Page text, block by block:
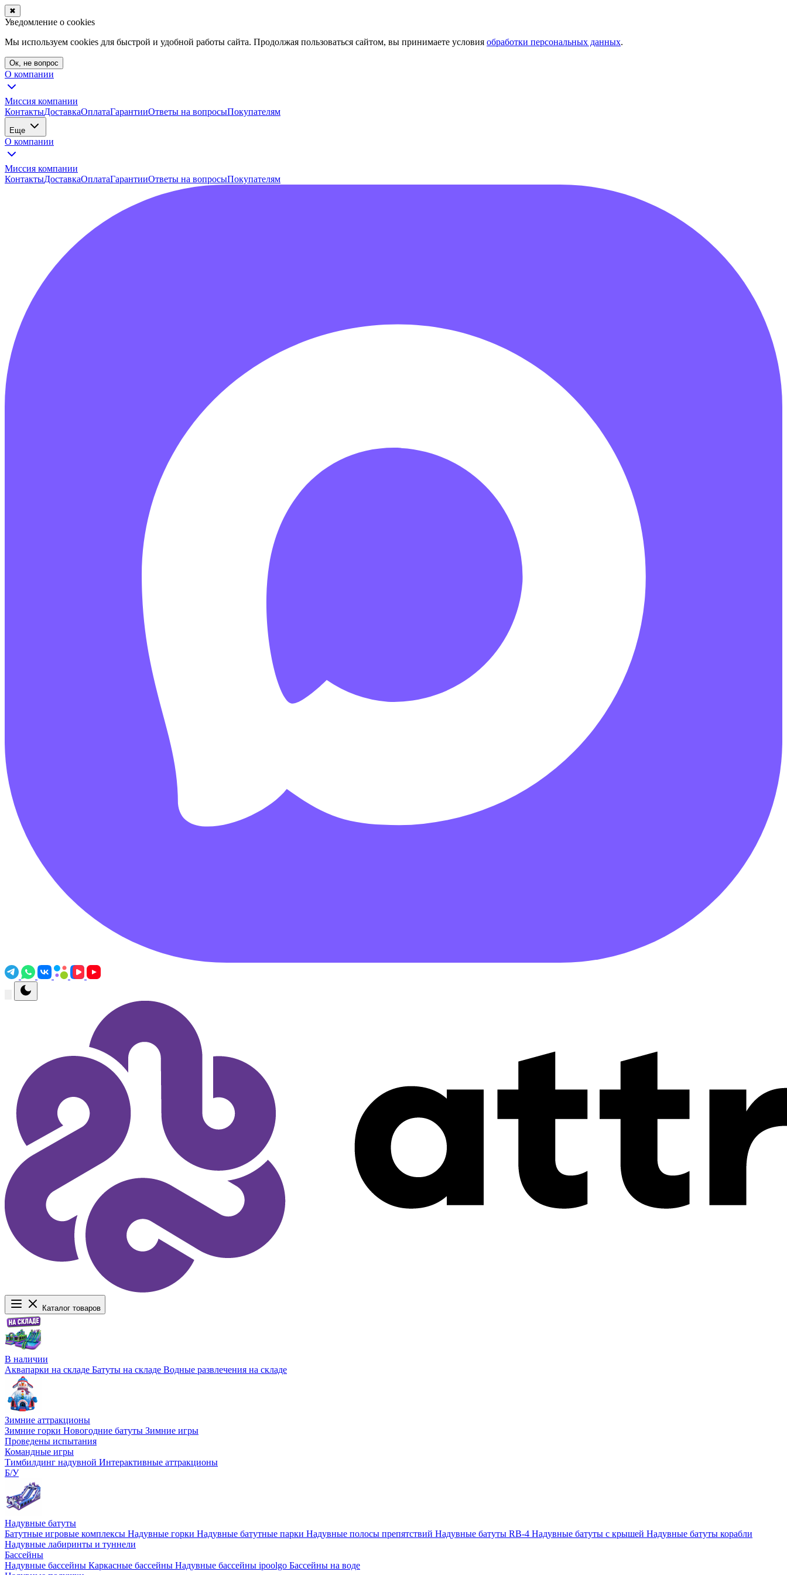
✖
Уведомление о cookies
Мы используем cookies для быстрой и удобной работы сайта. Продолжая пользоваться сайтом, вы принимаете условия обработки персональных данных.
Ок, не вопрос
О компании
Миссия компании
КонтактыДоставкаОплатаГарантииОтветы на вопросыПокупателям
Еще
О компании
Миссия компании
КонтактыДоставкаОплатаГарантииОтветы на вопросыПокупателям
Каталог товаров
В наличии
Аквапарки на складе Батуты на складе Водные развлечения на складе
Зимние аттракционы
Зимние горки Новогодние батуты Зимние игры
Проведены испытания
Командные игры
Тимбилдинг надувной Интерактивные аттракционы
Б/У
Надувные батуты
Батутные игровые комплексы Надувные горки Надувные батутные парки Надувные полосы препятствий Надувные батуты RB-4 Надувные батуты с крышей Надувные батуты корабли
Надувные лабиринты и туннели
Бассейны
Надувные бассейны Каркасные бассейны Надувные бассейны ipoolgo Бассейны на воде